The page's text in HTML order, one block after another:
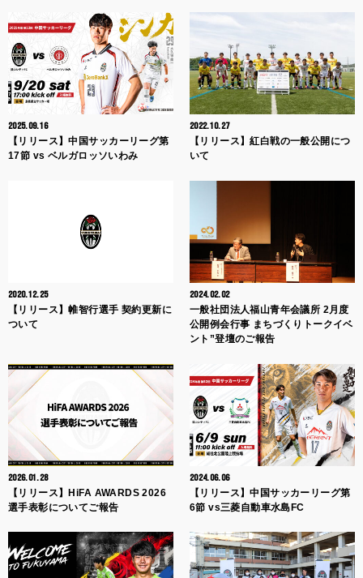
2025.09.16
【リリース】中国サッカーリーグ第
17節 vs ベルガロッソいわみ
2022.10.27
【リリース】紅白戦の一般公開につ
いて
2020.12.25
【リリース】帷智行選手 契約更新に
ついて
2024.02.02
一般社団法人福山青年会議所 2月度
公開例会行事 まちづくりトークイベ
ント”登壇のご報告
2026.01.28
【リリース】HiFA AWARDS 2026
選手表彰についてご報告
2024.06.06
【リリース】中国サッカーリーグ第
6節 vs三菱自動車水島FC